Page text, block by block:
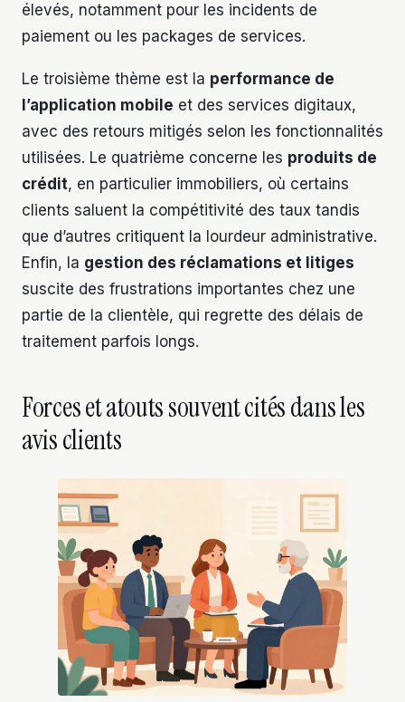
élevés, notamment pour les incidents de
paiement ou les packages de services.
Le troisième thème est la performance de
l’application mobile et des services digitaux,
avec des retours mitigés selon les fonctionnalités
utilisées. Le quatrième concerne les produits de
crédit, en particulier immobiliers, où certains
clients saluent la compétitivité des taux tandis
que d’autres critiquent la lourdeur administrative.
Enfin, la gestion des réclamations et litiges
suscite des frustrations importantes chez une
partie de la clientèle, qui regrette des délais de
traitement parfois longs.
Forces et atouts souvent cités dans les
avis clients